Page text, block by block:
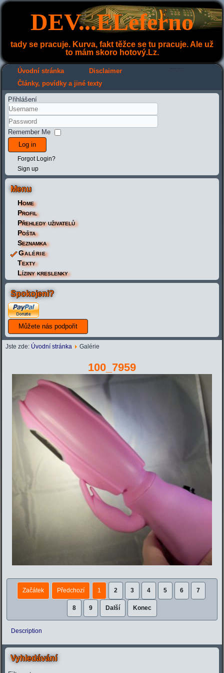
DEV...ELeferno
tady se pracuje. Kurva, fakt těžce se tu pracuje. Ale už
to mám skoro hotový.Lz.
Úvodní stránka Disclaimer
Články, povídky a jiné texty
Přihlášení
Remember Me
Log in
Forgot Login?
Sign up
Menu
Home
Profil
Přehledy uživatelů
Pošta
Seznamka
Galérie
Texty
Líziny kreslenky
Spokojeni?
Jste zde: Úvodní stránka Galérie
100_7959
Začátek Předchozí 1 2 3 4 5 6 7
8 9 Další Konec
Description
Vyhledávání